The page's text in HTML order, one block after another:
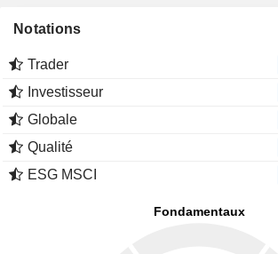
Notations
Trader
Investisseur
Globale
Qualité
ESG MSCI